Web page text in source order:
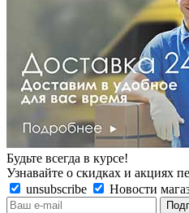
Будьте всегда в курсе!
Узнавайте о скидках и акциях
unsubscribe
Новости